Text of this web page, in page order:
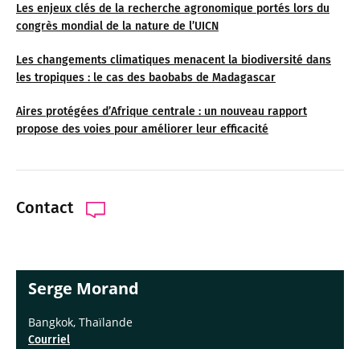
Les enjeux clés de la recherche agronomique portés lors du
congrès mondial de la nature de l’UICN
Les changements climatiques menacent la biodiversité dans
les tropiques : le cas des baobabs de Madagascar
Aires protégées d’Afrique centrale : un nouveau rapport
propose des voies pour améliorer leur efficacité
Contact
Serge Morand
Bangkok, Thaïlande
Courriel